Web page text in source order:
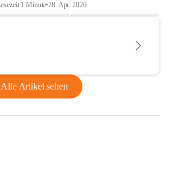
1 Minute•28. Apr. 2026
Alle Artikel sehen